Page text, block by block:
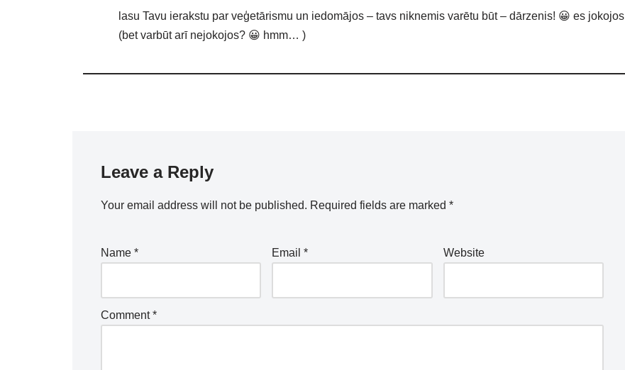
lasu Tavu ierakstu par veģetārismu un iedomājos – tavs niknemis varētu būt – dārzenis! 😀 es jokojos
(bet varbūt arī nejokojos? 😀 hmm… )
Leave a Reply
Your email address will not be published. Required fields are marked *
Name * Email* Website
Comment*